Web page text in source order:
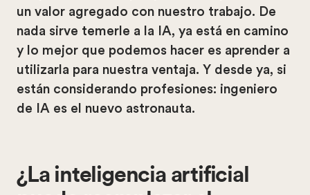
un valor agregado con nuestro trabajo. De
nada sirve temerle a la IA, ya está en camino
y lo mejor que podemos hacer es aprender a
utilizarla para nuestra ventaja. Y desde ya, si
están considerando profesiones: ingeniero
de IA es el nuevo astronauta.
¿La inteligencia artificial